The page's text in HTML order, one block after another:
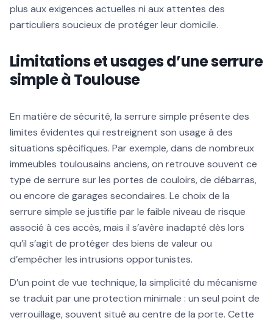
plus aux exigences actuelles ni aux attentes des
particuliers soucieux de protéger leur domicile.
Limitations et usages d’une serrure
simple à Toulouse
En matière de sécurité, la serrure simple présente des
limites évidentes qui restreignent son usage à des
situations spécifiques. Par exemple, dans de nombreux
immeubles toulousains anciens, on retrouve souvent ce
type de serrure sur les portes de couloirs, de débarras,
ou encore de garages secondaires. Le choix de la
serrure simple se justifie par le faible niveau de risque
associé à ces accès, mais il s’avère inadapté dès lors
qu’il s’agit de protéger des biens de valeur ou
d’empêcher les intrusions opportunistes.
D’un point de vue technique, la simplicité du mécanisme
se traduit par une protection minimale : un seul point de
verrouillage, souvent situé au centre de la porte. Cette